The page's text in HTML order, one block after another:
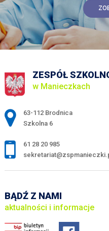
ZESPÓŁ
w Manieczkach
Adres pocztowy:
63-112 Brodnica
Szkolna 6
61 28 20 985
BĄDŹ Z NAMI
aktualności i informacje